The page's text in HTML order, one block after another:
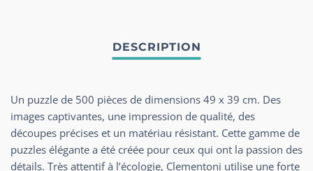
Un puzzle de 500 pièces de dimensions 49 x 39 cm. Des
images captivantes, une impression de qualité, des
découpes précises et un matériau résistant. Cette gamme de
puzzles élégante a été créée pour ceux qui ont la passion des
détails. Très attentif à l’écologie, Clementoni utilise une forte